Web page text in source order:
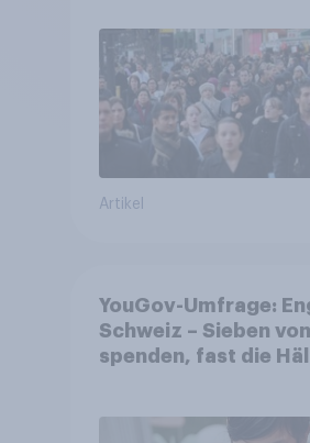
Artikel
YouGov-Umfrage:
Schweiz – Sieben
spenden, fast die